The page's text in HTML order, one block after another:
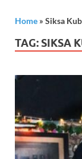
Home » Siksa
TAG: SIKSA